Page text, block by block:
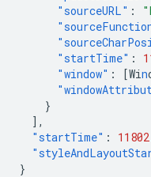
"sourceURL" :
"startTime" :
"window" : [Win
}
],
"startTime" :
}